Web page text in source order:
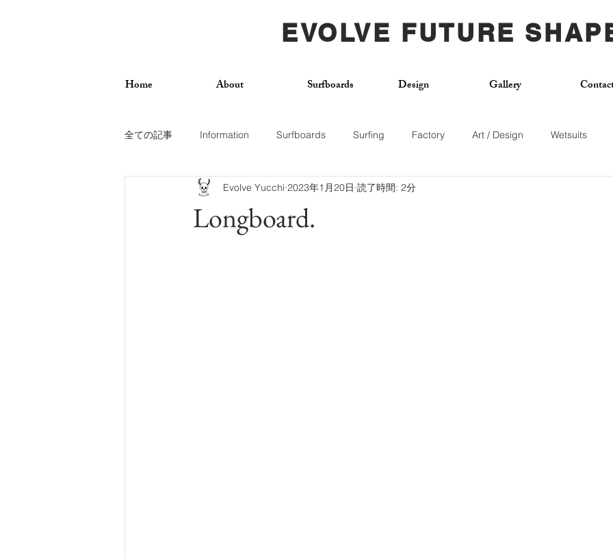
EVOLVE FUTURE
Home About Surfboards Design Gallery
全ての記事 Information Surfboards Surfing Factory Art / Design Wetsuits
Photos Surf Trip Used Board Surf School
Longboard.
Evolve Yucchi 2023年1月20日 読了時間: 2分